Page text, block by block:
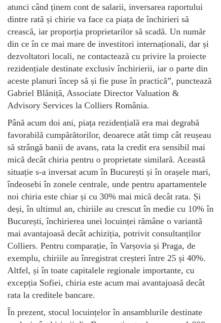
atunci când ținem cont de salarii, inversarea raportului
dintre rată și chirie va face ca piața de închirieri să
crească, iar proporția proprietarilor să scadă. Un număr
din ce în ce mai mare de investitori internaționali, dar și
dezvoltatori locali, ne contactează cu privire la proiecte
rezidențiale destinate exclusiv închirierii, iar o parte din
aceste planuri încep să și fie puse în practică”, punctează
Gabriel Blăniță, Associate Director Valuation &
Advisory Services la Colliers România.
Până acum doi ani, piața rezidențială era mai degrabă
favorabilă cumpărătorilor, deoarece atât timp cât reușeau
să strângă banii de avans, rata la credit era sensibil mai
mică decât chiria pentru o proprietate similară. Această
situație s-a inversat acum în București și în orașele mari,
îndeosebi în zonele centrale, unde pentru apartamentele
noi chiria este chiar și cu 30% mai mică decât rata. Și
deși, în ultimul an, chiriile au crescut în medie cu 10% în
București, închirierea unei locuinței rămâne o variantă
mai avantajoasă decât achiziția, potrivit consultanților
Colliers. Pentru comparație, în Varșovia și Praga, de
exemplu, chiriile au înregistrat creșteri între 25 și 40%.
Altfel, și în toate capitalele regionale importante, cu
excepția Sofiei, chiria este acum mai avantajoasă decât
rata la creditele bancare.
În prezent, stocul locuințelor în ansamblurile destinate